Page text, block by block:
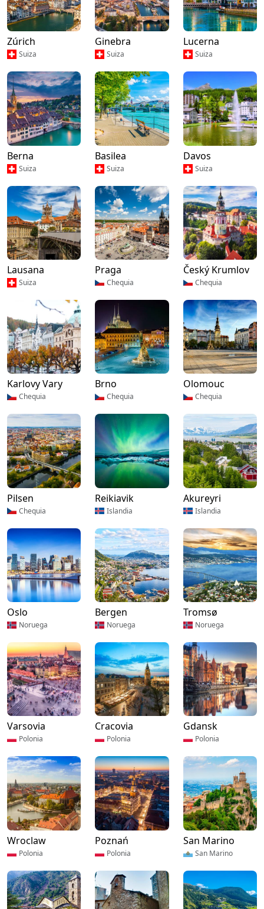
Zúrich
Suiza
Ginebra
Suiza
Lucerna
Suiza
Berna
Suiza
Basilea
Suiza
Davos
Suiza
Lausana
Suiza
Praga
Chequia
Český Krumlov
Chequia
Karlovy Vary
Chequia
Brno
Chequia
Olomouc
Chequia
Pilsen
Chequia
Reikiavik
Islandia
Akureyri
Islandia
Oslo
Noruega
Bergen
Noruega
Tromsø
Noruega
Varsovia
Polonia
Cracovia
Polonia
Gdansk
Polonia
Wroclaw
Polonia
Poznań
Polonia
San Marino
San Marino